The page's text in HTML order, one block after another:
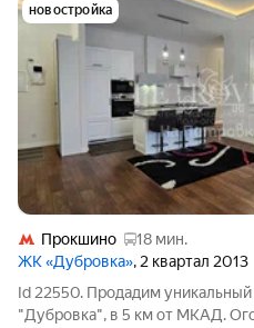
новостройка
Прокшино
18 мин.
ЖК «Дубровка», 2 квартал 2013
Id 22550. Продадим
"Дубровка", в 5 км от МКАД.